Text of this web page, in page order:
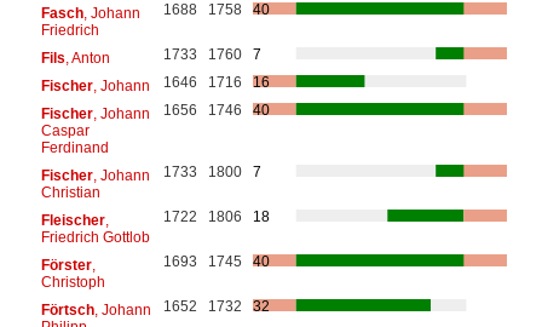
Fasch, Johann
Friedrich
1688 1758 40
Fils , Anton 1733 1760
7
Fischer, Johann 1646 1716
16
Fischer, Johann
Caspar
Ferdinand
1656 1746 40
Fischer, Johann
Christian
1733 1800 7
Fleischer,
Friedrich Gottlob
1722 1806 18
Förster,
Christoph
1693 1745 40
Förtsch, Johann
1652 1732 32